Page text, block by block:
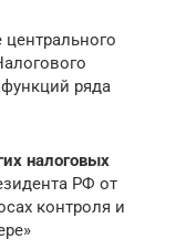
ряда
налоговых
РФ от
контроля и